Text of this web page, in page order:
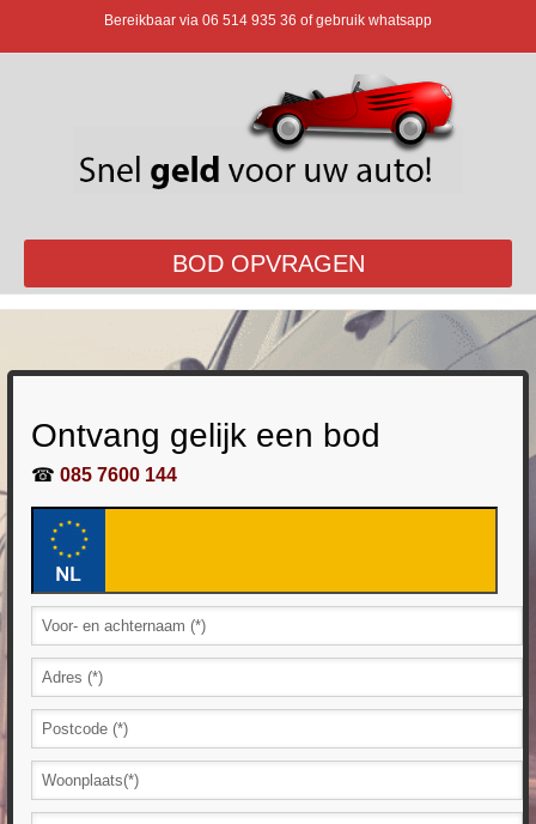
Bereikbaar via 06 514 935 36 of gebruik whatsapp
BOD OPVRAGEN
Ontvang gelijk een bod
☎ 085 7600 144